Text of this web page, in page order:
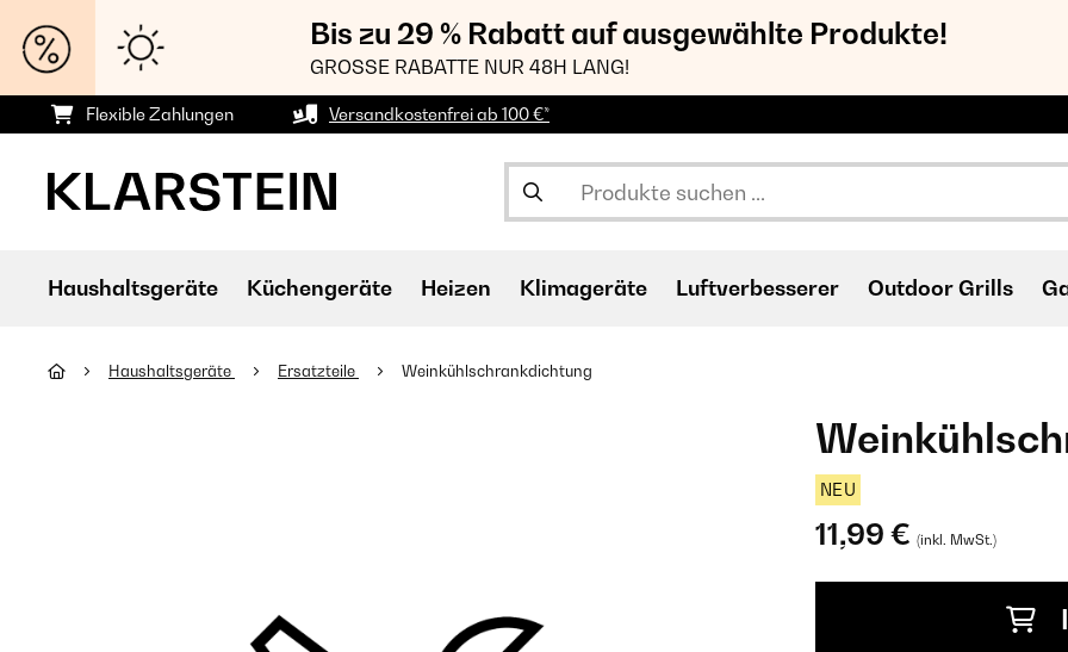
Bis zu 29 % Rabatt auf ausgewählte Produkte!
GROSSE RABATTE NUR 48H LANG!
Flexible Zahlungen Versandkostenfrei ab 100 €*
Haushaltsgeräte Küchengeräte Heizen Klimageräte Luftverbesserer Outdoor Grills
Haushaltsgeräte Ersatzteile Weinkühlschrankdichtung
NEU
11,99 € (inkl. MwSt.)